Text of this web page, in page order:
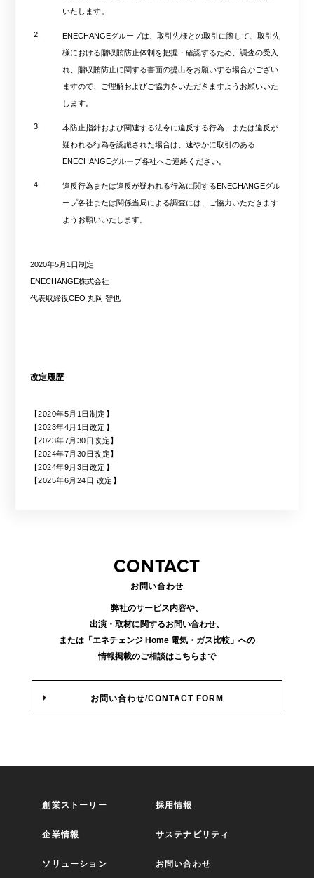
いたします。
2.
ENECHANGEグループは、取引先様との取引に際して、取引先
様における贈収賄防止体制を把握・確認するため、調査の受入
れ、贈収賄防止に関する書面の提出をお願いする場合がござい
ますので、ご理解およびご協力をいただきますようお願いいた
します。
3.
本防止指針および関連する法令に違反する行為、または違反が
疑われる行為を認識された場合は、速やかに取引のある
ENECHANGEグループ各社へご連絡ください。
4.
違反行為または違反が疑われる行為に関するENECHANGEグル
ープ各社または関係当局による調査には、ご協力いただきます
ようお願いいたします。
2020年5月1日制定
ENECHANGE株式会社
代表取締役CEO 丸岡 智也
改定履歴
【2020年5月1日制定】
【2023年4月1日改定】
【2023年7月30日改定】
【2024年7月30日改定】
【2024年9月3日改定】
【2025年6月24日 改定】
CONTACT
お問い合わせ
弊社のサービス内容や、
出演・取材に関するお問い合わせ、
または「エネチェンジ Home 電気・ガス比較」への
情報掲載のご相談はこちらまで
お問い合わせ/CONTACT FORM
創業ストーリー
企業情報
ソリューション
採用情報
サステナビリティ
お問い合わせ